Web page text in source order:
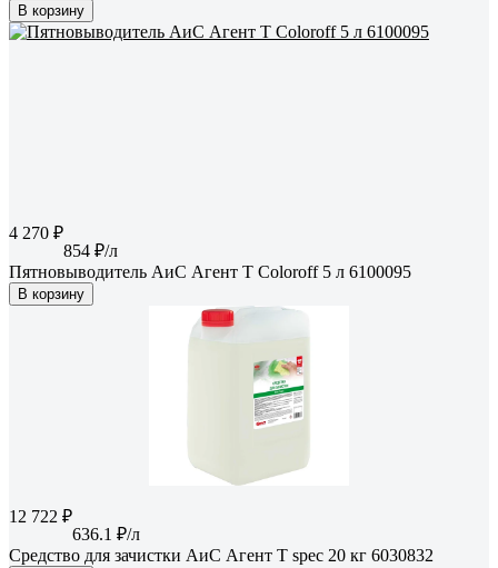
В корзину
4 270 ₽
854 ₽/л
Пятновыводитель АиС Агент Т Coloroff 5 л 6100095
В корзину
12 722 ₽
636.1 ₽/л
Средство для зачистки АиС Агент Т spec 20 кг 6030832